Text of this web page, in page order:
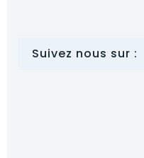
Suivez nous sur :